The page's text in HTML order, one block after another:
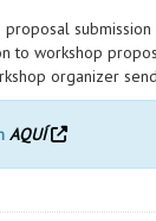
submission
to workshop
organizer
AQUÍ